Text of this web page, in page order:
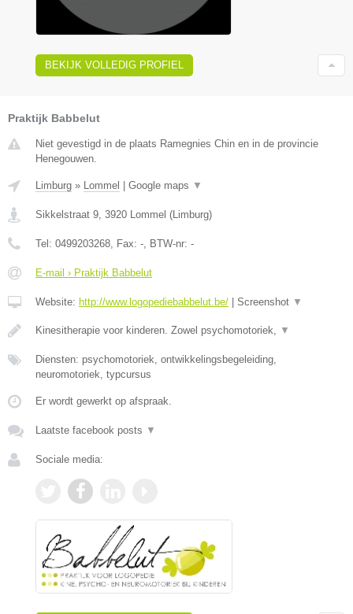
BEKIJK VOLLEDIG PROFIEL
Praktijk Babbelut
Niet gevestigd in de plaats Ramegnies Chin en in de provincie
Henegouwen.
Limburg » Lommel | Google maps ▼
Sikkelstraat 9 3920 Lommel (Limburg)
Tel: 0499203268 , Fax: - , BTW-nr: -
E-mail › Praktijk Babbelut
Website: http://www.logopediebabbelut.be/ | Screenshot ▼
Kinesitherapie voor kinderen. Zowel psychomotoriek, ▼
Diensten: psychomotoriek, ontwikkelingsbegeleiding,
neuromotoriek, typcursus
Er wordt gewerkt op afspraak.
Laatste facebook posts ▼
Sociale media: